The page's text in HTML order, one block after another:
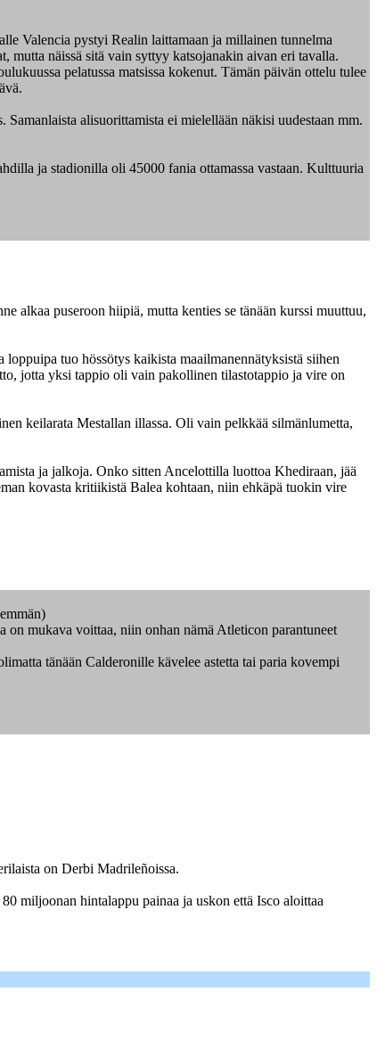
Valencia pystyi Realin laittamaan ja millainen tunnelma
näissä sitä vain syttyy katsojanakin aivan eri tavalla.
pelatussa matsissa kokenut. Tämän päivän ottelu tulee
alisuorittamista ei mielellään näkisi uudestaan mm.
ja stadionilla oli 45000 fania ottamassa vastaan. Kulttuuria
alkaa puseroon hiipiä, mutta kenties se tänään kurssi muuttuu,
tuo hössötys kaikista maailmanennätyksistä siihen
jotta yksi tappio oli vain pakollinen tilastotappio ja vire on
keilarata Mestallan illassa. Oli vain pelkkää silmänlumetta,
ja jalkoja. Onko sitten Ancelottilla luottoa Khediraan, jää
kovasta kritiikistä Balea kohtaan, niin ehkäpä tuokin vire
on mukava voittaa, niin onhan nämä Atleticon parantuneet
tänään Calderonille kävelee astetta tai paria kovempi
on Derbi Madrileñoissa.
miljoonan hintalappu painaa ja uskon että Isco aloittaa